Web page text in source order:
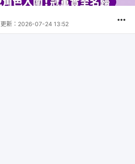
更新： 2026-07-24 13:52